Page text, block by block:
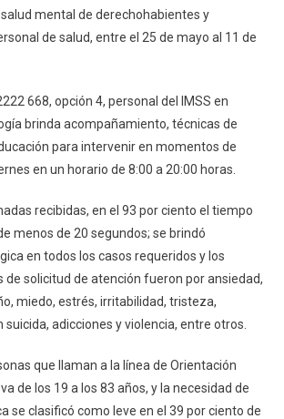
Llamadas
mental de derechohabientes y
de salud, entre el 25 de mayo al 11 de
668, opción 4, personal del IMSS en
brinda acompañamiento, técnicas de
para intervenir en momentos de
en un horario de 8:00 a 20:00 horas.
recibidas, en el 93 por ciento el tiempo
menos de 20 segundos; se brindó
en todos los casos requeridos y los
de solicitud de atención fueron por ansiedad,
miedo, estrés, irritabilidad, tristeza,
suicida, adicciones y violencia, entre otros.
que llaman a la línea de Orientación
de los 19 a los 83 años, y la necesidad de
se clasificó como leve en el 39 por ciento de